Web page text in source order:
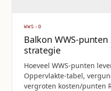
WWS-O
Balkon WWS-punten
strategie
Hoeveel WWS-punten
Oppervlakte-tabel,
vergroten kosten/punten